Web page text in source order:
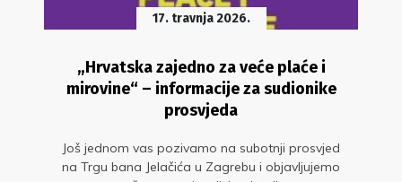
17. travnja 2026.
„Hrvatska zajedno za veće plaće i
mirovine“ – informacije za sudionike
prosvjeda
Još jednom vas pozivamo na subotnji prosvjed
na Trgu bana Jelačića u Zagrebu i objavljujemo